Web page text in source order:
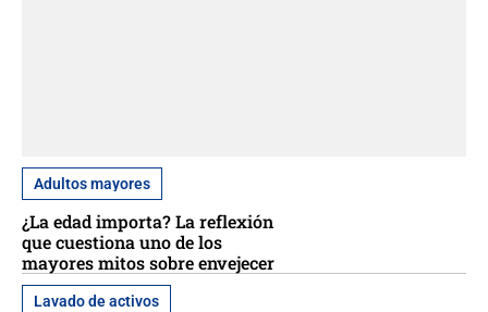
Adultos mayores
¿La edad importa? La reflexión
que cuestiona uno de los
mayores mitos sobre envejecer
Lavado de activos